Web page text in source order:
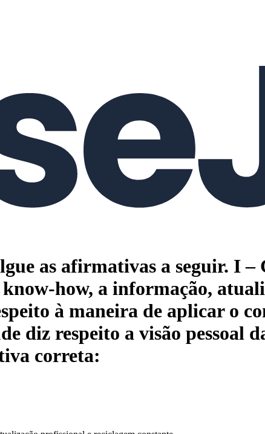
as afirmativas a seguir. I –
how, a informação,
à maneira de aplicar o
diz respeito a visão pessoal
correta: